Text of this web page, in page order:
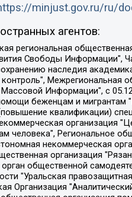
minjust.gov.ru/ru/
агентов:
(повышение квалификации) специалистов "АКАДЕМИЯ ПО ПРАВАМ ЧЕЛОВЕКА", Свердловская региональная общественная организация "Сутяжник", Автономная некоммерческая организация "Центр независимых социологических исследований", Союз общественных объединений "Российский исследовательский центр по правам человека", Региональное общественное учреждение научно-информационный центр "МЕМОРИАЛ", Некоммерческая организация "Фонд защиты гласности", Автономная некоммерческая организация "Институт прав человека", Городская общественная организация "Екатеринбургское общество "МЕМОРИАЛ", Городская общественная организация "Рязанское историко-просветительское и правозащитное общество "Мемориал" (Рязанский Мемориал), Челябинский региональный орган общественной самодеятельности – женское общественное объединение "Женщины Евразии", Челябинский региональный орган общественной самодеятельности "Уральская правозащитная группа", Фонд содействия защите здоровья и социальной справедливости имени Андрея Рылькова, Автономная Некоммерческая Организация "Аналитический Центр Юрия Левады", Автономная некоммерческая организация социальной поддержки населения "Проект Апрель", Региональная общественная организация помощи женщинам и детям, находящимся в кризисной ситуации "Информационно-методический центр "Анна", Фонд содействия развитию массовых коммуникаций и правовому просвещению "Так-так-Так", Фонд содействия устойчивому развитию "Серебряная тайга", Свердловский региональный общественный фонд социальных проектов "Новое время", "Idel.Реалии", Кавказ.Реалии, Крым.Реалии, Телеканал Настоящее Время, Татаро-башкирская служба Радио Свобода (Azatliq Radiosi), Радио Свободная Европа/Радио Свобода (PCE/PC), "Сибирь.Реалии", "Фактограф", Благотворительный фонд помощи осужденным и их